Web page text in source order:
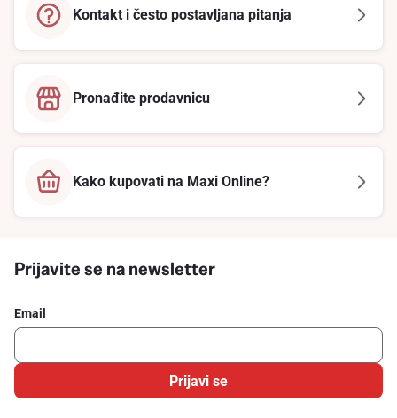
Kontakt i često postavljana pitanja
Pronađite prodavnicu
Kako kupovati na Maxi Online?
Prijavite se na newsletter
Email
Prijavi se